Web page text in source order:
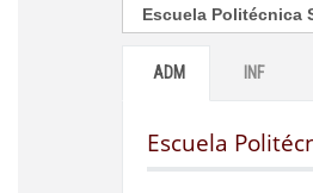
ADM INF
Escuela